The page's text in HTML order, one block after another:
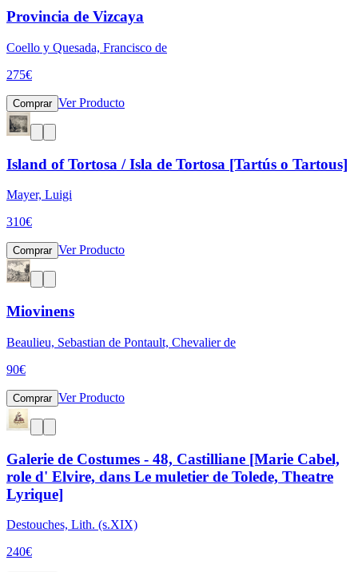
Provincia de Vizcaya
Coello y Quesada, Francisco de
275€
Comprar Ver Producto
Island of Tortosa / Isla de Tortosa [Tartús o Tartous]
Mayer, Luigi
310€
Comprar Ver Producto
Miovinens
Beaulieu, Sebastian de Pontault, Chevalier de
90€
Comprar Ver Producto
Galerie de Costumes - 48, Castilliane [Marie Cabel,
role d' Elvire, dans Le muletier de Tolede, Theatre
Lyrique]
Destouches, Lith. (s.XIX)
240€